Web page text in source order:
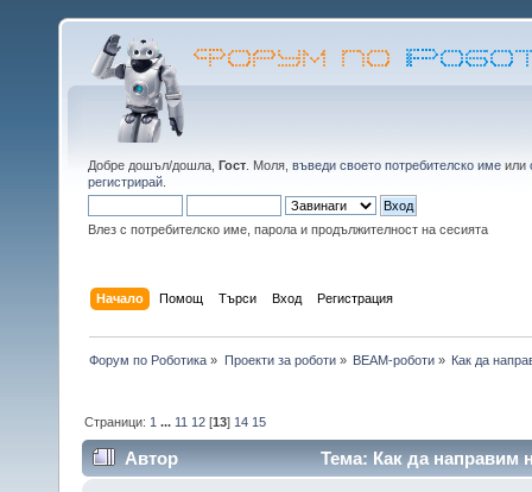
Добре дошъл/дошла, Гост . Моля, въведи своето потребителско име или
регистрирай
Влез с потребителско име, парола и продължителност на сесията
Начало Помощ Търси Вход Регистрация
Форум по Роботика » Проекти за роботи» BEAM-роботи» Как да
Страници: 1 ... 11 12 [13] 14 15
Автор Тема: Как да направим